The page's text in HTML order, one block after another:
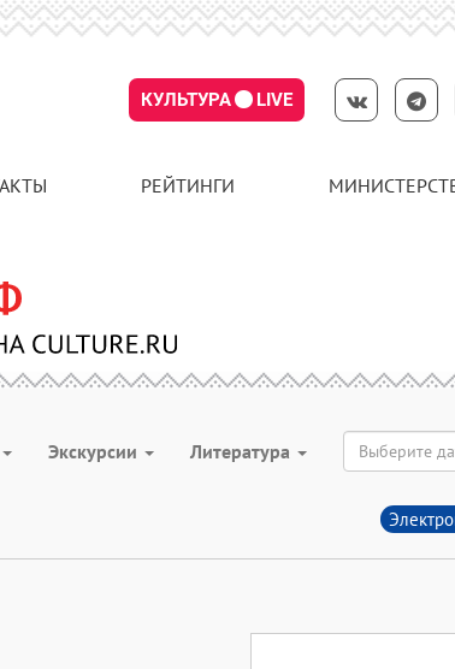
КУЛЬТУРА LIVE
РЕЙТИНГИ
Экскурсии Литература